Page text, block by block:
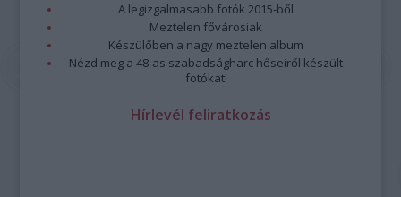
A legizgalmasabb fotók 2015-ből
Meztelen fővárosiak
Készülőben a nagy meztelen album
Nézd meg a 48-as szabadságharc hőseiről készült
fotókat!
Hírlevél feliratkozás